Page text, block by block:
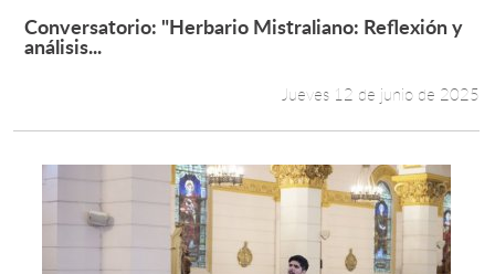
Leer más +
Conversatorio: "Herbario Mistraliano: Reflexión y
análisis...
Jueves 12 de junio de 2025